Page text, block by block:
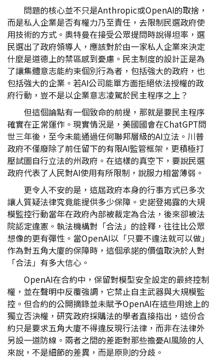
問題的核心並不只是Anthropic或OpenAI的取捨，
而是私人企業是否有權力乃至責任，去限制民選政府使
用技術的方式。奧特曼在接受公眾提問時說得坦率，選
民選出了政府領導人，應該對於由一家私人企業來決定
什麼是道德上的禁區感到憂慮。民主制度的設計正是為
了讓集體意志能約束個別行為者，包括強大的政府，也
包括強大的企業。若AI公司能單方面拒絕依法授權的政
府行動，豈不是以企業意志凌駕於民主程序之上？
但這個論點有一個致命的前提，那就是要民主程序
確實在正常運作。現實情況是，美國國會在ChatGPT問
世三年後，至今未能通過任何聯邦層級的AI立法。川普
政府不僅廢除了前任留下的有限AI監管框架，更積極打
壓試圖自行立法的州政府。在這樣的真空下，要說民選
政府代表了人民對AI使用有所限制，說服力相當薄弱。
更令人不安的是，這屆政府本身的行事方式已多次
讓人質疑法律究竟能提供多少保障。史諾登揭露的大規
模監控行動當年在政府內部被裁定為合法，後來卻被法
院認定違憲。執法機構對「合法」的詮釋，往往比公眾
想像的更有彈性。當OpenAI以「只要不違法就可以做」
作為對五角大廈的保障時，這個承諾的價值取決於人對
「合法」有多大信心。
OpenAI在合約中，保留對模型安全設定的最終控制
權，並在聲明中反覆強調，它禁止自主武器與大規模監
控。但合約的公開摘錄並未賦予OpenAI在這些用途上的
獨立否決權，研究政府採購法的學者直接指出，這份合
約只是要求五角大廈不得違反現行法律，而非在法律外
另設一道防線。兩者之間的差距對那些擔憂AI風險的人
來說，不是細節的差異，而是原則的分歧。